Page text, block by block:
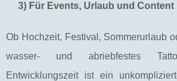
3) Für Events, Urlaub und Content
Ob Hochzeit, Festival, Sommerurlaub
wasser- und abriebfestes
Entwicklungszeit ist ein